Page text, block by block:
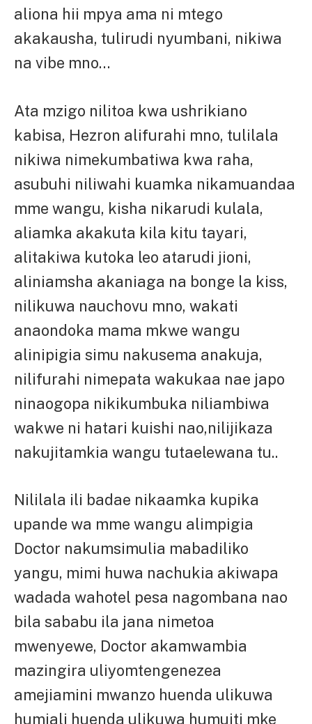
aliona hii mpya ama ni mtego
akakausha, tulirudi nyumbani, nikiwa
na vibe mno…
Ata mzigo nilitoa kwa ushrikiano
kabisa, Hezron alifurahi mno, tulilala
nikiwa nimekumbatiwa kwa raha,
asubuhi niliwahi kuamka nikamuandaa
mme wangu, kisha nikarudi kulala,
aliamka akakuta kila kitu tayari,
alitakiwa kutoka leo atarudi jioni,
aliniamsha akaniaga na bonge la kiss,
nilikuwa nauchovu mno, wakati
anaondoka mama mkwe wangu
alinipigia simu nakusema anakuja,
nilifurahi nimepata wakukaa nae japo
ninaogopa nikikumbuka niliambiwa
wakwe ni hatari kuishi nao,nilijikaza
nakujitamkia wangu tutaelewana tu..
Nililala ili badae nikaamka kupika
upande wa mme wangu alimpigia
Doctor nakumsimulia mabadiliko
yangu, mimi huwa nachukia akiwapa
wadada wahotel pesa nagombana nao
bila sababu ila jana nimetoa
mwenyewe, Doctor akamwambia
mazingira uliyomtengenezea
amejiamini mwanzo huenda ulikuwa
humjali huenda ulikuwa humuiti mke